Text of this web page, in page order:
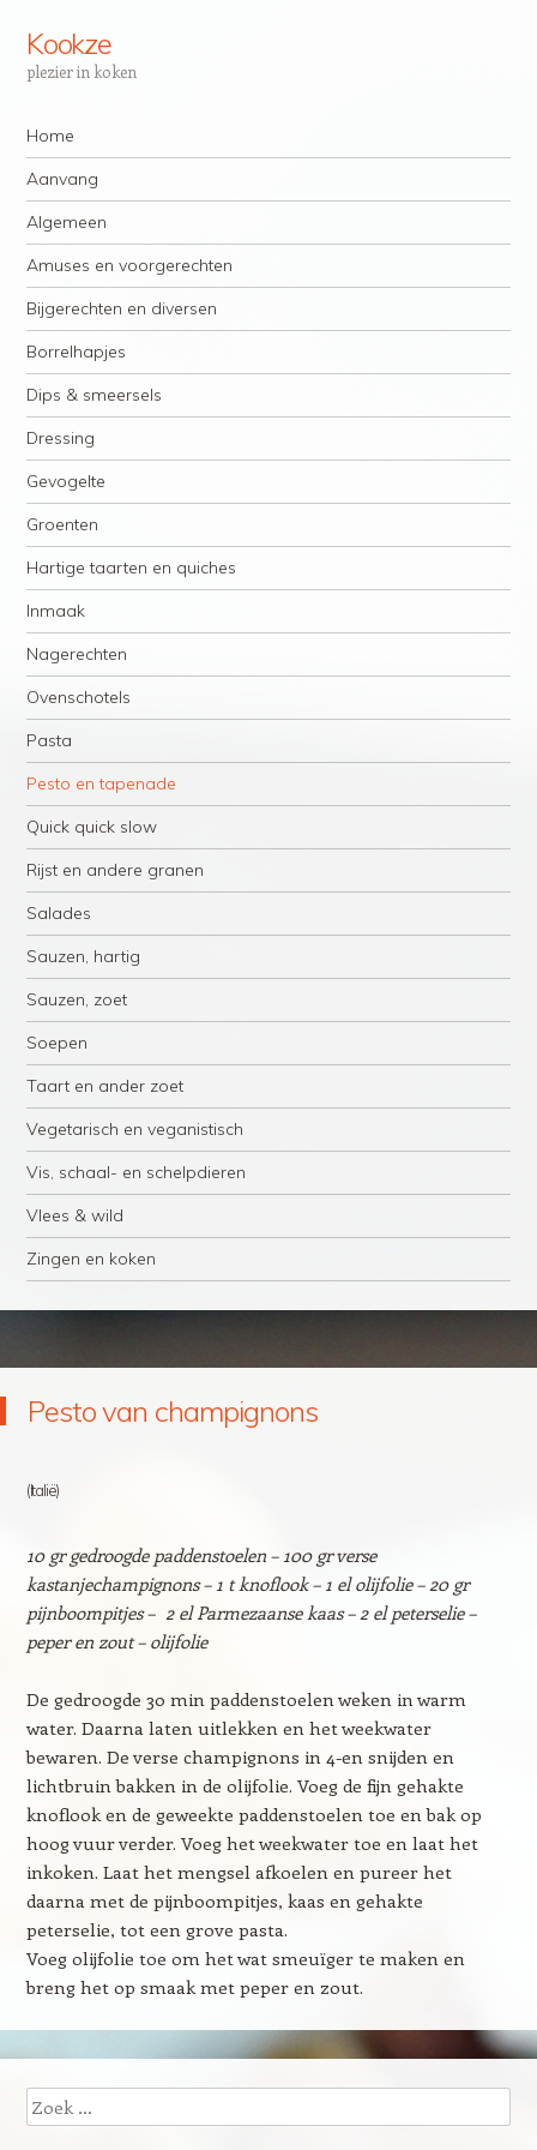
Kookze
plezier in koken
Navigatie
Spring naar inhoud
Home
Aanvang
Algemeen
Amuses en voorgerechten
Bijgerechten en diversen
Borrelhapjes
Dips & smeersels
Dressing
Gevogelte
Groenten
Hartige taarten en quiches
Inmaak
Nagerechten
Ovenschotels
Pasta
Pesto en tapenade
Quick quick slow
Rijst en andere granen
Salades
Sauzen, hartig
Sauzen, zoet
Soepen
Taart en ander zoet
Vegetarisch en veganistisch
Vis, schaal- en schelpdieren
Vlees & wild
Zingen en koken
Pesto van champignons
(Italië)
10 gr gedroogde paddenstoelen – 100 gr verse
kastanjechampignons – 1 t knoflook – 1 el olijfolie – 20 gr
pijnboompitjes – 2 el Parmezaanse kaas – 2 el peterselie –
peper en zout – olijfolie
De gedroogde 30 min paddenstoelen weken in warm
water. Daarna laten uitlekken en het weekwater
bewaren. De verse champignons in 4-en snijden en
lichtbruin bakken in de olijfolie. Voeg de fijn gehakte
knoflook en de geweekte paddenstoelen toe en bak op
hoog vuur verder. Voeg het weekwater toe en laat het
inkoken. Laat het mengsel afkoelen en pureer het
daarna met de pijnboompitjes, kaas en gehakte
peterselie, tot een grove pasta.
Voeg olijfolie toe om het wat smeuïger te maken en
breng het op smaak met peper en zout.
Zoeken